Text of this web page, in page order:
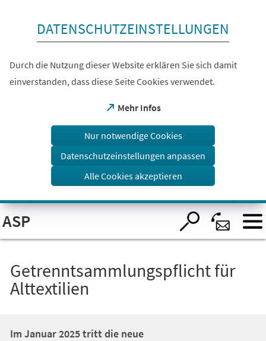
Visuelle
Assistenzsoftware
öffnen.
DATENSCHUTZEINSTELLUNGEN
Durch die Nutzung dieser Website erklären Sie sich damit
einverstanden, dass diese Seite Cookies verwendet.
Mehr Infos
(Öffnet
einem
Tab)
Nur notwendige Cookies
Datenschutzeinstellungen anpassen
Alle Cookies akzeptieren
ASP
Getrenntsammlungspflicht für
Alttextilien
Im Januar 2025 tritt die neue